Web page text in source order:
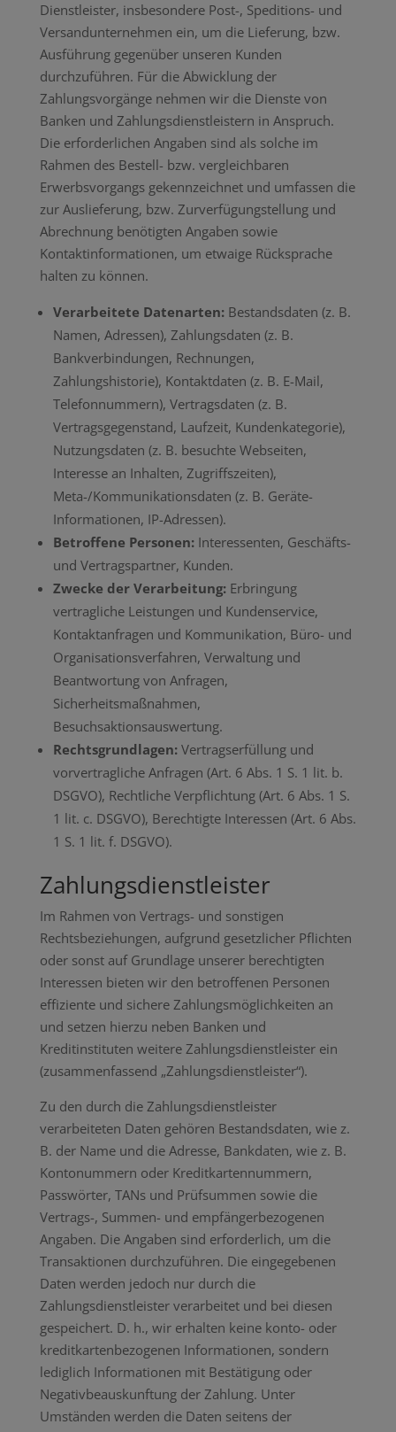
Dienstleister, insbesondere Post-, Speditions- und
Versandunternehmen ein, um die Lieferung, bzw.
Ausführung gegenüber unseren Kunden
durchzuführen. Für die Abwicklung der
Zahlungsvorgänge nehmen wir die Dienste von
Banken und Zahlungsdienstleistern in Anspruch.
Die erforderlichen Angaben sind als solche im
Rahmen des Bestell- bzw. vergleichbaren
Erwerbsvorgangs gekennzeichnet und umfassen die
zur Auslieferung, bzw. Zurverfügungstellung und
Abrechnung benötigten Angaben sowie
Kontaktinformationen, um etwaige Rücksprache
halten zu können.
Verarbeitete Datenarten:Bestandsdaten (z. B.
Namen, Adressen), Zahlungsdaten (z. B.
Bankverbindungen, Rechnungen,
Zahlungshistorie), Kontaktdaten (z. B. E-Mail,
Telefonnummern), Vertragsdaten (z. B.
Vertragsgegenstand, Laufzeit, Kundenkategorie),
Nutzungsdaten (z. B. besuchte Webseiten,
Interesse an Inhalten, Zugriffszeiten),
Meta-/Kommunikationsdaten (z. B. Geräte-
Informationen, IP-Adressen).
Betroffene Personen:Interessenten, Geschäfts-
und Vertragspartner, Kunden.
Zwecke der Verarbeitung:Erbringung
vertragliche Leistungen und Kundenservice,
Kontaktanfragen und Kommunikation, Büro- und
Organisationsverfahren, Verwaltung und
Beantwortung von Anfragen,
Sicherheitsmaßnahmen,
Besuchsaktionsauswertung.
Rechtsgrundlagen:Vertragserfüllung und
vorvertragliche Anfragen (Art. 6 Abs. 1 S. 1 lit. b.
DSGVO), Rechtliche Verpflichtung (Art. 6 Abs. 1 S.
1 lit. c. DSGVO), Berechtigte Interessen (Art. 6 Abs.
1 S. 1 lit. f. DSGVO).
Zahlungsdienstleister
Im Rahmen von Vertrags- und sonstigen
Rechtsbeziehungen, aufgrund gesetzlicher Pflichten
oder sonst auf Grundlage unserer berechtigten
Interessen bieten wir den betroffenen Personen
effiziente und sichere Zahlungsmöglichkeiten an
und setzen hierzu neben Banken und
Kreditinstituten weitere Zahlungsdienstleister ein
(zusammenfassend „Zahlungsdienstleister“).
Zu den durch die Zahlungsdienstleister
verarbeiteten Daten gehören Bestandsdaten, wie z.
B. der Name und die Adresse, Bankdaten, wie z. B.
Kontonummern oder Kreditkartennummern,
Passwörter, TANs und Prüfsummen sowie die
Vertrags-, Summen- und empfängerbezogenen
Angaben. Die Angaben sind erforderlich, um die
Transaktionen durchzuführen. Die eingegebenen
Daten werden jedoch nur durch die
Zahlungsdienstleister verarbeitet und bei diesen
gespeichert. D. h., wir erhalten keine konto- oder
kreditkartenbezogenen Informationen, sondern
lediglich Informationen mit Bestätigung oder
Negativbeauskunftung der Zahlung. Unter
Umständen werden die Daten seitens der